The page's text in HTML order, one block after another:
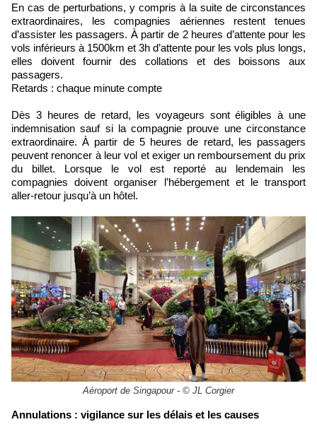
En cas de perturbations, y compris à la suite de circonstances
extraordinaires, les compagnies aériennes restent tenues
d’assister les passagers. À partir de 2 heures d’attente pour les
vols inférieurs à 1500km et 3h d’attente pour les vols plus longs,
elles doivent fournir des collations et des boissons aux
passagers.
Retards : chaque minute compte
Dès 3 heures de retard, les voyageurs sont éligibles à une
indemnisation sauf si la compagnie prouve une circonstance
extraordinaire. À partir de 5 heures de retard, les passagers
peuvent renoncer à leur vol et exiger un remboursement du prix
du billet. Lorsque le vol est reporté au lendemain les
compagnies doivent organiser l’hébergement et le transport
aller-retour jusqu’à un hôtel.
Aéroport de Singapour - © JL Corgier
Annulations : vigilance sur les délais et les causes